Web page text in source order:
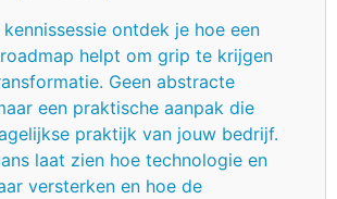
ontdek je hoe een
helpt om grip te krijgen
Geen abstracte
een praktische aanpak die
praktijk van jouw bedrijf.
laat zien hoe technologie en
versterken en hoe de